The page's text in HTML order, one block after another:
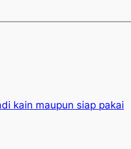
kain maupun siap pakai